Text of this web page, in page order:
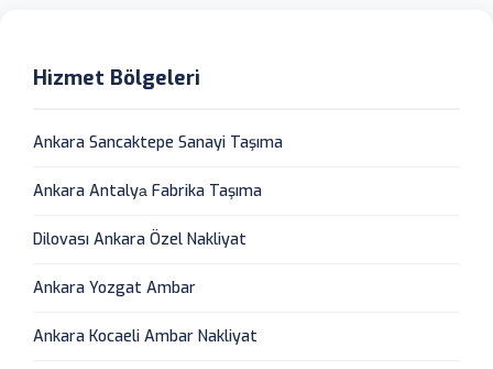
Hizmet Bölgeleri
Ankara Sancaktepe Sanayi Taşıma
Ankara Antalyа Fabrika Taşıma
Dilovası Ankara Özel Nakliyat
Ankara Yozgat Ambar
Ankara Kocaeli Ambar Nakliyat